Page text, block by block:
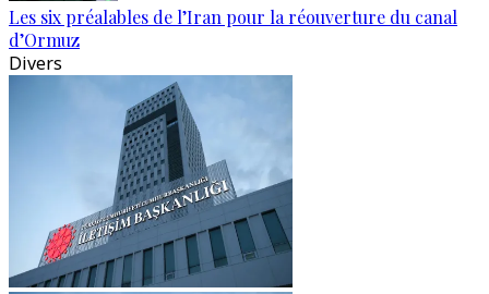
Les six préalables de l’Iran pour la réouverture du canal
d’Ormuz
Divers